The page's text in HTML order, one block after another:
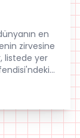
en
zirvesine
listede yer